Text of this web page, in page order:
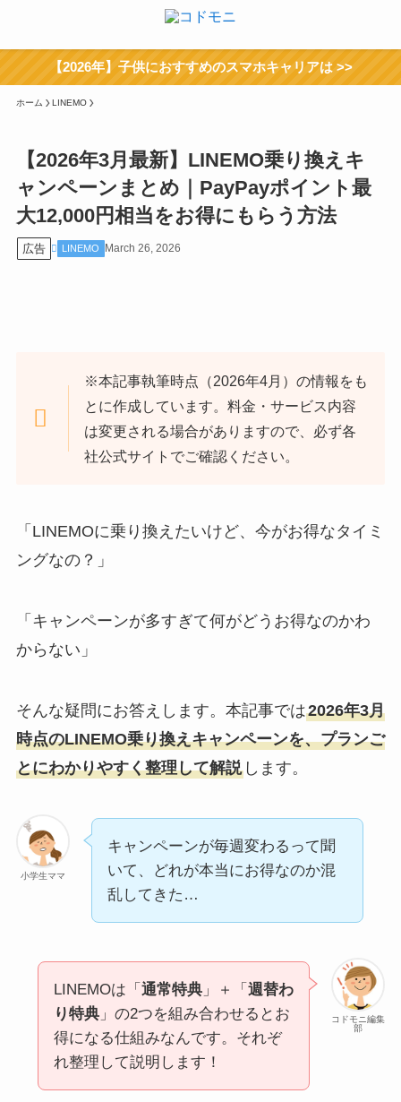
【2026年】子供におすすめのスマホキャリアは >>
ホーム LINEMO
【2026年3月最新】LINEMO乗り換えキ
ャンペーンまとめ｜PayPayポイント最
大12,000円相当をお得にもらう方法
広告 LINEMO March 26, 2026
※本記事執筆時点（2026年4月）の情報をも
とに作成しています。料金・サービス内容
は変更される場合がありますので、必ず各
社公式サイトでご確認ください。
「LINEMOに乗り換えたいけど、今がお得なタイミ
ングなの？」
「キャンペーンが多すぎて何がどうお得なのかわ
からない」
そんな疑問にお答えします。本記事では2026年3月
時点のLINEMO乗り換えキャンペーンを、プランご
とにわかりやすく整理して解説します。
小学生ママ
キャンペーンが毎週変わるって聞
いて、どれが本当にお得なのか混
乱してきた…
コドモニ編集
部
LINEMOは「 通常特典」＋「 週替わ
り特典」の2つを組み合わせるとお
得になる仕組みなんです。それぞ
れ整理して説明します！